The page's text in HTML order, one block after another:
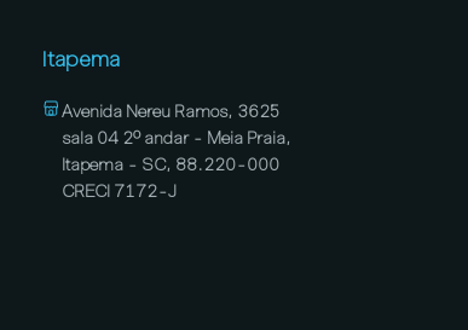
Itapema
Avenida Nereu Ramos, 3625
sala 04 2º andar - Meia Praia,
Itapema - SC, 88.220-000
CRECI 7172-J